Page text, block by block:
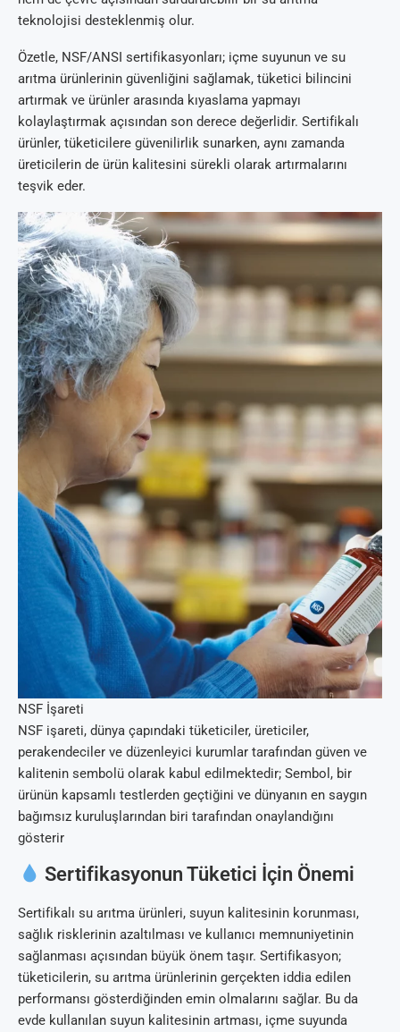
teknolojisi desteklenmiş olur.
Özetle, NSF/ANSI sertifikasyonları; içme suyunun ve su
arıtma ürünlerinin güvenliğini sağlamak, tüketici bilincini
artırmak ve ürünler arasında kıyaslama yapmayı
kolaylaştırmak açısından son derece değerlidir. Sertifikalı
ürünler, tüketicilere güvenilirlik sunarken, aynı zamanda
üreticilerin de ürün kalitesini sürekli olarak artırmalarını
teşvik eder.
NSF İşareti
NSF işareti, dünya çapındaki tüketiciler, üreticiler,
perakendeciler ve düzenleyici kurumlar tarafından güven ve
kalitenin sembolü olarak kabul edilmektedir; Sembol, bir
ürünün kapsamlı testlerden geçtiğini ve dünyanın en saygın
bağımsız kuruluşlarından biri tarafından onaylandığını
gösterir
Sertifikasyonun Tüketici İçin Önemi
Sertifikalı su arıtma ürünleri, suyun kalitesinin korunması,
sağlık risklerinin azaltılması ve kullanıcı memnuniyetinin
sağlanması açısından büyük önem taşır. Sertifikasyon;
tüketicilerin, su arıtma ürünlerinin gerçekten iddia edilen
performansı gösterdiğinden emin olmalarını sağlar. Bu da
evde kullanılan suyun kalitesinin artması, içme suyunda